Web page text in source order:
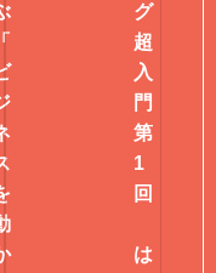
「
グ
超
入
門
第
1
回
は